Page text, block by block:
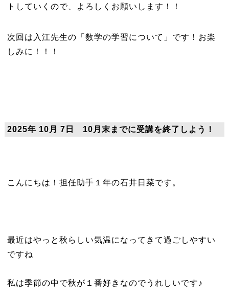
トしていくので、よろしくお願いします！！
次回は入江先生の「数学の学習について」です！お楽
しみに！！！
2025年 10月 7日 10月末までに受講を終了しよう！
こんにちは！担任助手１年の石井日菜です。
最近はやっと秋らしい気温になってきて過ごしやすい
ですね
私は季節の中で秋が１番好きなのでうれしいです♪